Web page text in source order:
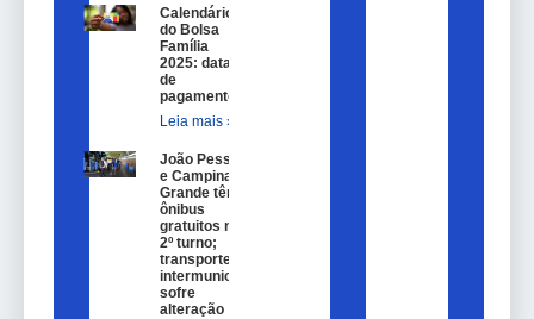
Calendário
do Bolsa
Família
2025: datas
de
pagamento.
Leia mais »
João Pessoa
e Campina
Grande têm
ônibus
gratuitos no
2º turno;
transporte
intermunicipal
sofre
alteração